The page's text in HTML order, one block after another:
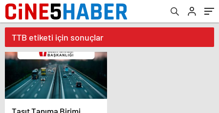
TTB etiketi için sonuçlar
Taşıt Tanıma Birimi